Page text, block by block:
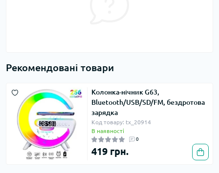
Рекомендовані товари
Колонка-нічник G63,
Bluetooth/USB/SD/FM, бездротова
зарядка
Код товару: tx_20914
В наявності
0
419 грн.